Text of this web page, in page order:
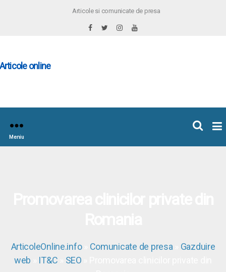
Articole si comunicate de presa
Meniu
ArticoleOnline.info» Comunicate de presa
Gazduire
web
IT&C SEO